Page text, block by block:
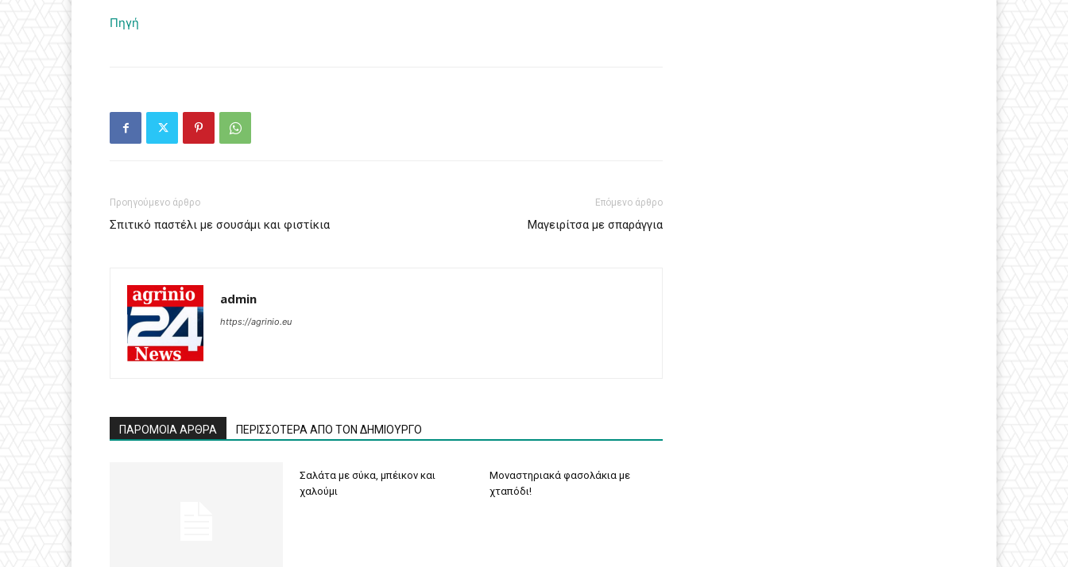
Πηγή
Προηγούμενο άρθρο
Σπιτικό παστέλι με σουσάμι και φιστίκια
Επόμενο άρθρο
Μαγειρίτσα με σπαράγγια
admin
https://agrinio.eu
ΠΑΡΟΜΟΙΑ ΑΡΘΡΑ ΠΕΡΙΣΣΟΤΕΡΑ ΑΠΟ ΤΟΝ ΔΗΜΙΟΥΡΓΟ
Σαλάτα με σύκα, μπέικον και
χαλούμι
Μοναστηριακά φασολάκια με
χταπόδι!